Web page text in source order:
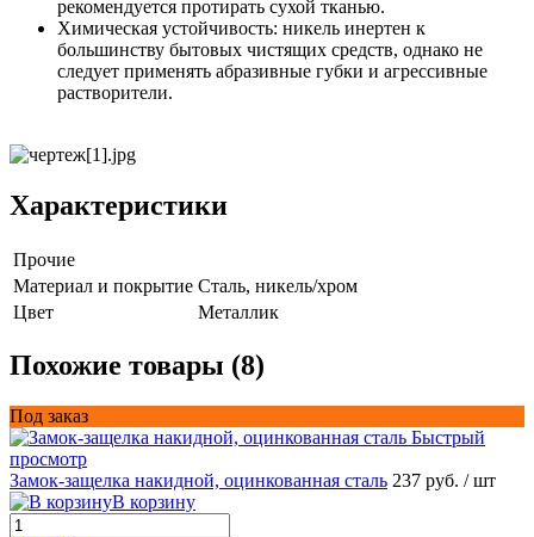
рекомендуется протирать сухой тканью.
Химическая устойчивость: никель инертен к
большинству бытовых чистящих средств, однако не
следует применять абразивные губки и агрессивные
растворители.
Характеристики
Прочие
Материал и покрытие Сталь, никель/хром
Цвет
Металлик
Похожие товары (8)
Под заказ
Быстрый
просмотр
Замок-защелка накидной, оцинкованная сталь 237 руб. / шт
В корзину